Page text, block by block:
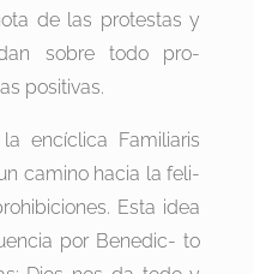
de las protestas y
sobre todo pro-
positivas.
encíclica Familiaris
camino hacia la feli-
Esta idea
por Benedic- to